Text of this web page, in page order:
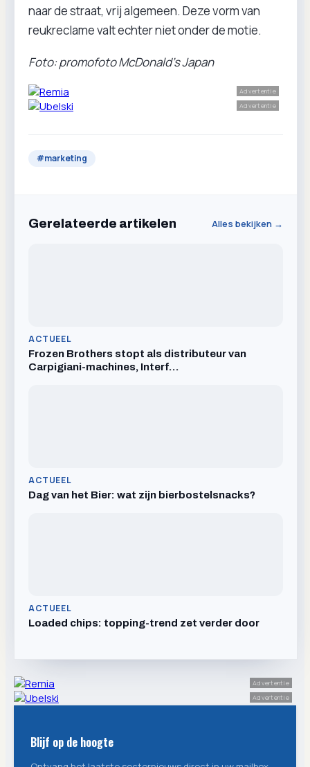
naar de straat, vrij algemeen. Deze vorm van
reukreclame valt echter niet onder de motie.
Foto: promofoto McDonald's Japan
Advertentie
Advertentie
#marketing
Gerelateerde artikelen Alles bekijken →
ACTUEEL
Frozen Brothers stopt als distributeur van
Carpigiani-machines, Interf…
ACTUEEL
Dag van het Bier: wat zijn bierbostelsnacks?
ACTUEEL
Loaded chips: topping-trend zet verder door
Advertentie
Advertentie
Blijf op de hoogte